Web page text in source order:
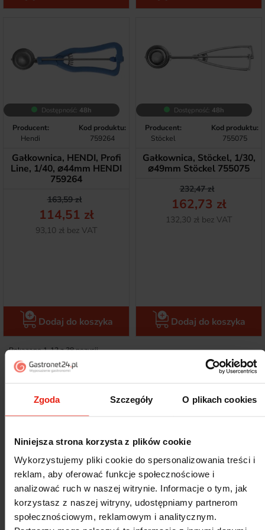
Zgoda Szczegóły O plikach cookies
Niniejsza strona korzysta z plików cookie
Wykorzystujemy pliki cookie do spersonalizowania treści i
reklam, aby oferować funkcje społecznościowe i
analizować ruch w naszej witrynie. Informacje o tym, jak
korzystasz z naszej witryny, udostępniamy partnerom
społecznościowym, reklamowym i analitycznym.
Dostępność: 48h
Producent:
Hendi
Kod produktu:
759264
Gałkownica, HENDI, Profi
Line, 1/40, ⌀44mm HENDI
759264
Cena podstawowa
163,59 zł
Cena
114,51 zł
Netto
93,10 zł bez VAT
Dodaj do koszyka
Dostępność: 48h
Producent:
Stöckel
Kod produktu:
755075
Gałkownica, Stöckel, 1/30,
⌀49mm Stöckel 755075
Cena
232,47 zł
Cena
162,73 zł
Netto
132,30 zł bez VAT
Dodaj do koszyka
Pokazano 1-12 z 38 pozycji
Nierdzewne gałkownice do lodów
• Gałkownica ze stali nierdzewnej
• Akcesoria o różnych pojemnościach
• Gałkownica owalna
• Sprzęt z rączką z tworzywa